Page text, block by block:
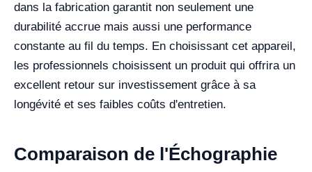
dans la fabrication garantit non seulement une
durabilité accrue mais aussi une performance
constante au fil du temps. En choisissant cet appareil,
les professionnels choisissent un produit qui offrira un
excellent retour sur investissement grâce à sa
longévité et ses faibles coûts d'entretien.
Comparaison de l'Échographie